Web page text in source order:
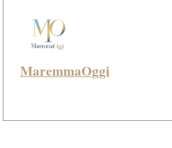
MaremmaOggi